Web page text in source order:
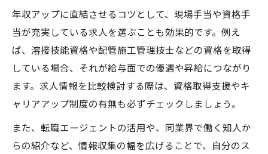
年収アップに直結させるコツとして、現場手当や資格手
当が充実している求人を選ぶことも効果的です。例え
ば、溶接技能資格や配管施工管理技士などの資格を取得
している場合、それが給与面での優遇や昇給につながり
ます。求人情報を比較検討する際は、資格取得支援やキ
ャリアアップ制度の有無も必ずチェックしましょう。
また、転職エージェントの活用や、同業界で働く知人か
らの紹介など、情報収集の幅を広げることで、自分のス